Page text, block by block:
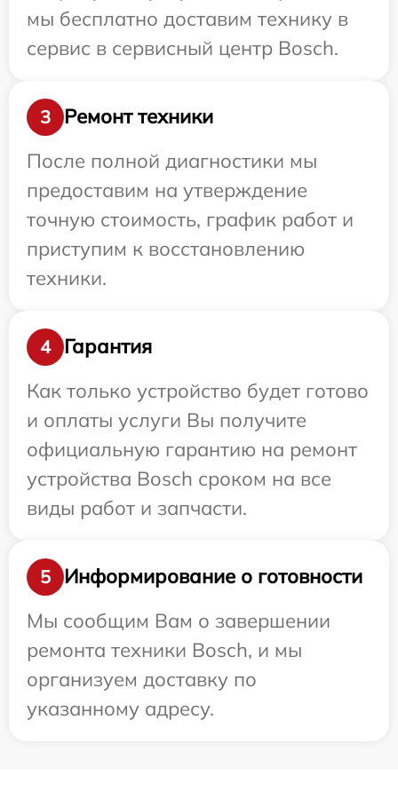
мы бесплатно доставим технику в
сервис в сервисный центр Bosch.
3
Ремонт техники
После полной диагностики мы
предоставим на утверждение
точную стоимость, график работ и
приступим к восстановлению
техники.
4
Гарантия
Как только устройство будет готово
и оплаты услуги Вы получите
официальную гарантию на ремонт
устройства Bosch сроком на все
виды работ и запчасти.
5
Информирование о готовности
Мы сообщим Вам о завершении
ремонта техники Bosch, и мы
организуем доставку по
указанному адресу.